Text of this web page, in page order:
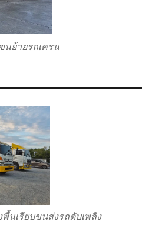
นย้ายรถเครน
นเรียบขนส่งรถดับเพลิง